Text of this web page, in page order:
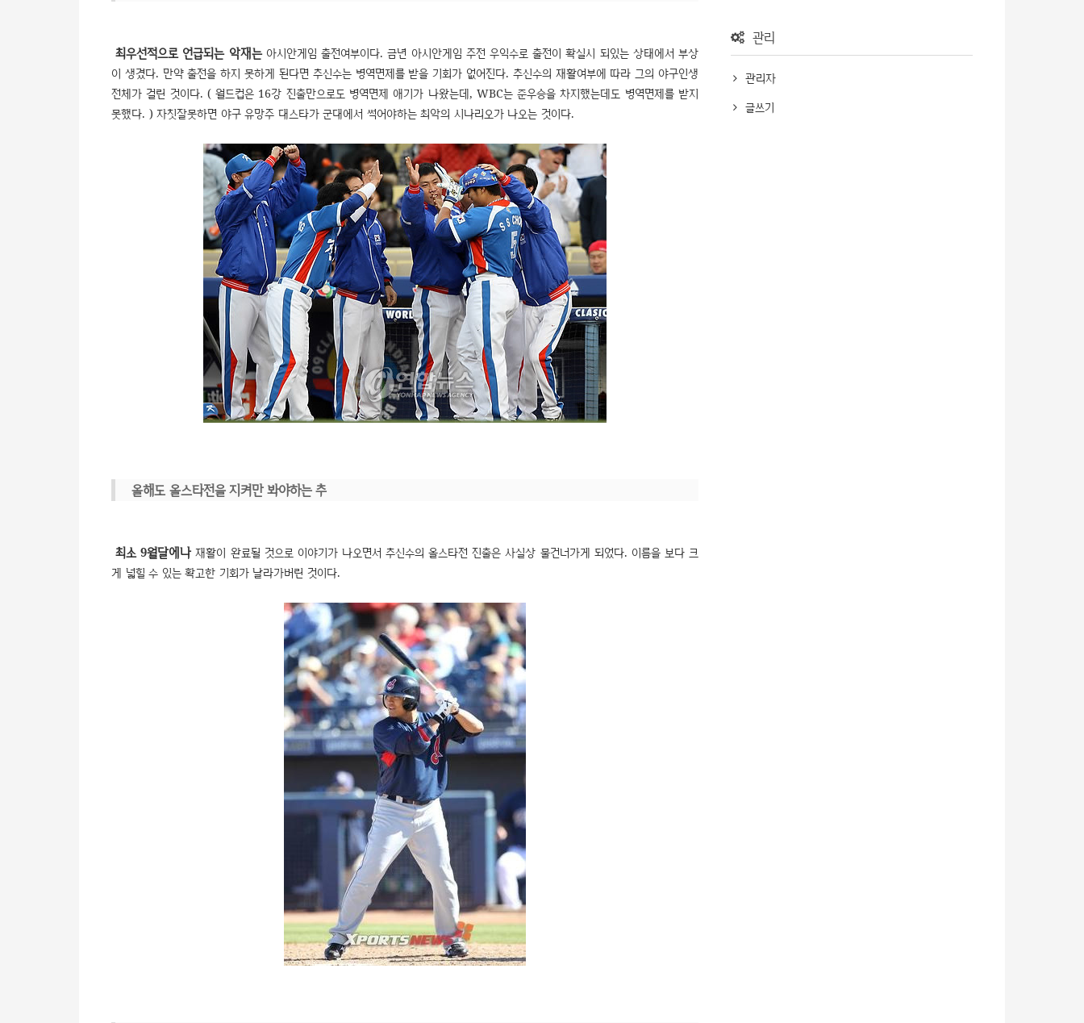
최우선적으로 언급되는 악재는아시안게임 출전여부이다. 금년 아시안게임 주전 우익수로 출전이 확실시 되있는 상태에서 부상
이 생겼다. 만약 출전을 하지 못하게 된다면 추신수는 병역면제를 받을 기회가 없어진다. 추신수의 재활여부에 따라 그의 야구인생
전체가 걸린 것이다. ( 월드컵은 16강 진출만으로도 병역면제 애기가 나왔는데, WBC는 준우승을 차지했는데도 병역면제를 받지
못했다. ) 자칫잘못하면 야구 유망주 대스타가 군대에서 썩어야하는 최악의 시나리오가 나오는 것이다.
올해도 올스타전을 지켜만 봐야하는 추
최소 9월달에나 재활이 완료될 것으로 이야기가 나오면서 추신수의 올스타전 진출은 사실상 물건너가게 되었다. 이름을 보다 크
게 넓힐 수 있는 확고한 기회가 날라가버린 것이다.
관리
관리자
글쓰기